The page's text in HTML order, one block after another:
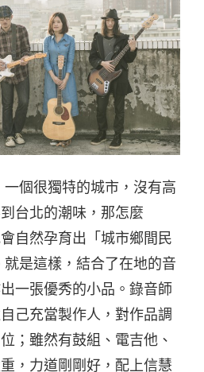
個很獨特的城市，沒有高
台北的潮味，那怎麼
自然孕育出「城市鄉間民
是這樣，結合了在地的音
一張優秀的小品。錄音師
己充當製作人，對作品調
；雖然有鼓組、電吉他、
，力道剛剛好，配上信慧